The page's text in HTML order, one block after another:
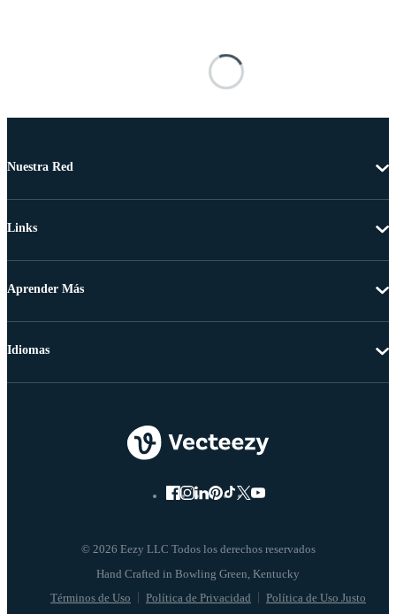
Nuestra Red
Links
Aprender Más
© 2026 Eezy LLC Todos los derechos reservados
Términos de Uso Política de Privacidad Política de Uso Justo
Idiomas